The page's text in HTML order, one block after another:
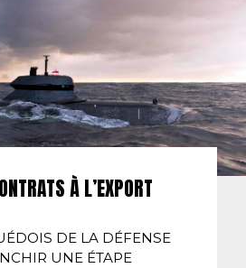
À L’EXPORT
DE LA DÉFENSE
UNE ÉTAPE